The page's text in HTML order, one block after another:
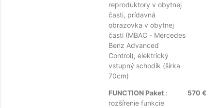
reproduktory v obytnej
časti, prídavná
obrazovka v obytnej
časti (MBAC - Mercedes
Benz Advanced
Control), elektrický
vstupný schodík (šírka
70cm)
FUNCTION Paket :
rozšírenie funkcie
570 €